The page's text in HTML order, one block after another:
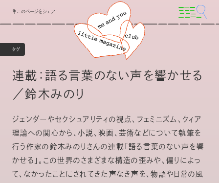
💐このページをシェア
タグ
連載：語る言葉のない声を響かせる
／鈴木みのり
ジェンダーやセクシュアリティの視点、フェミニズム、クィア
理論への関心から、小説、映画、芸術などについて執筆を
行う作家の鈴木みのりさんの連載「語る言葉のない声を響
かせる」。この世界のさまざまな構造の歪みや、偏りによっ
て、なかったことにされてきた声なき声を、物語や日常の風